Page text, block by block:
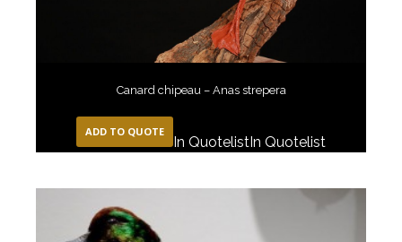
Canard chipeau – Anas strepera
ADD TO QUOTE
In QuotelistIn Quotelist